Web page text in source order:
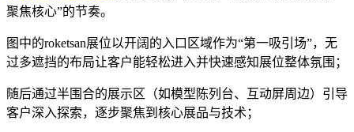
聚焦核心”的节奏。
图中的roketsan展位以开阔的入口区域作为“第一吸引场”，无
过多遮挡的布局让客户能轻松进入并快速感知展位整体氛围；
随后通过半围合的展示区（如模型陈列台、互动屏周边）引导
客户深入探索，逐步聚焦到核心展品与技术；